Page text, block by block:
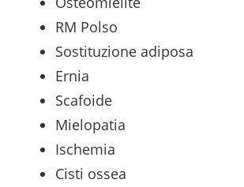
RM Polso
Sostituzione adiposa
Ernia
Scafoide
Mielopatia
Ischemia
Cisti ossea